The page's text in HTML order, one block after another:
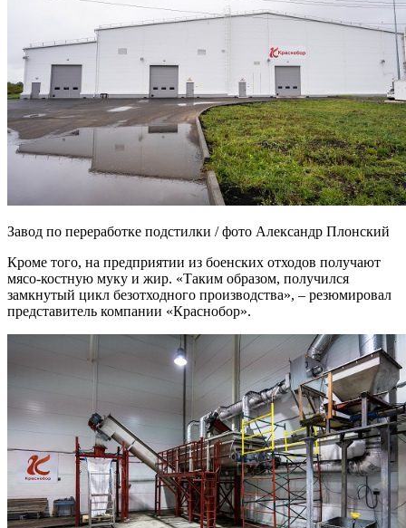
Завод по переработке подстилки / фото Александр Плонский
Кроме того, на предприятии из боенских отходов получают
мясо-костную муку и жир. «Таким образом, получился
замкнутый цикл безотходного производства», – резюмировал
представитель компании «Краснобор».